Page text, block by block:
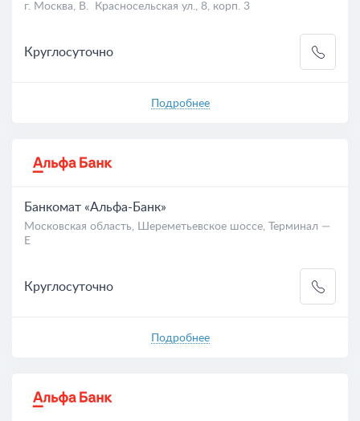
г. Москва, В. Красносельская ул., 8, корп. 3
Круглосуточно
Подробнее
Банкомат «Альфа-Банк»
Московская область, Шереметьевское шоссе, Терминал —
Е
Круглосуточно
Подробнее